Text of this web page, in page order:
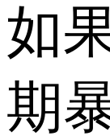
如
期